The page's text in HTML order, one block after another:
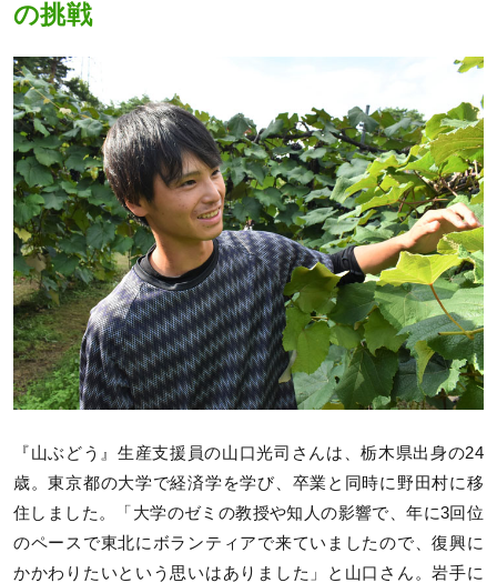
の挑戦
『山ぶどう』生産支援員の山口光司さんは、栃木県出身の24
歳。東京都の大学で経済学を学び、卒業と同時に野田村に移
住しました。「大学のゼミの教授や知人の影響で、年に3回位
のペースで東北にボランティアで来ていましたので、復興に
かかわりたいという思いはありました」と山口さん。岩手に